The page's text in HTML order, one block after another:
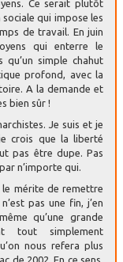
Ce serait plutôt
sociale qui impose les
de travail. En juin
qui enterre le
simple chahut
profond, avec la
A la demande et
bien sûr !
Je suis et je
crois que la liberté
pas être dupe. Pas
n’importe qui.
le mérite de remettre
pas une fin, j’en
qu’une grande
tout simplement
nous refera plus
de 2002. En ce sens,